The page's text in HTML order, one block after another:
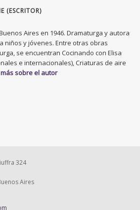
(ESCRITOR)
Aires en 1946. Dramaturga y autora
niños y jóvenes. Entre otras obras
se encuentran Cocinando con Elisa
e internacionales), Criaturas de aire
sobre el autor
324
Aires